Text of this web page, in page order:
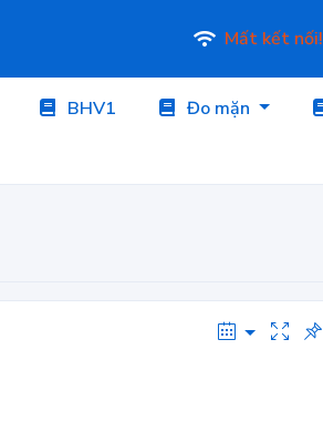
Mất kết nối!
BHV1 Đo mặn